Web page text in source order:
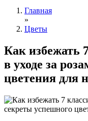
Главная
»
Цветы
Как избежать
в уходе за
цветения для